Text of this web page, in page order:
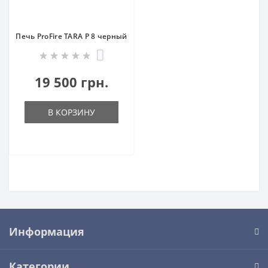
Печь ProFire TARA P 8 черный
19 500 грн.
В КОРЗИНУ
Информация